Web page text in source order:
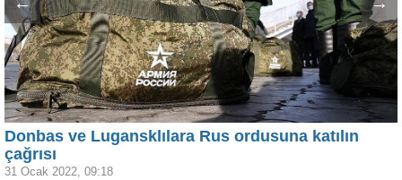
Donbas ve Lugansklılara Rus ordusuna katılın
çağrısı
31 Ocak 2022, 09:18